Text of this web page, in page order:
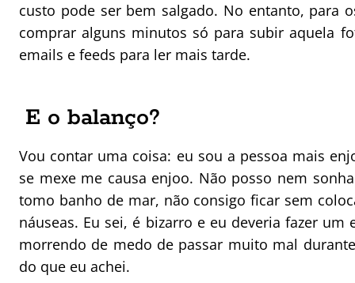
custo pode ser bem salgado. No entanto, para
comprar alguns minutos só para subir aquela
emails e feeds para ler mais tarde.
E o balanço?
Vou contar uma coisa: eu sou a pessoa mais
se mexe me causa enjoo. Não posso nem
tomo banho de mar, não consigo ficar sem
náuseas. Eu sei, é bizarro e eu deveria fazer
morrendo de medo de passar muito mal
do que eu achei.